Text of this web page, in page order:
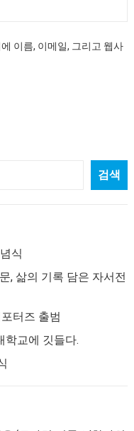
이름, 이메일, 그리고 웹사
검색
식
, 삶의 기록 담은 자서전
터즈 출범
학교에 깃들다.